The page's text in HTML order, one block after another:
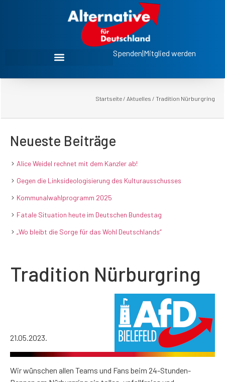
Spenden|Mitglied werden
Startseite / Aktuelles / Tradition Nürburgring
Neueste Beiträge
Alice Weidel rechnet mit dem Kanzler ab!
Gegen die Linksideologisierung des Kulturausschusses
Kommunalwahlprogramm 2025
Fatale Situation heute im Deutschen Bundestag
„Wo bleibt die Sorge für das Wohl Deutschlands“
Tradition Nürburgring
21.05.2023.
Wir wünschen allen Teams und Fans beim 24-Stunden-